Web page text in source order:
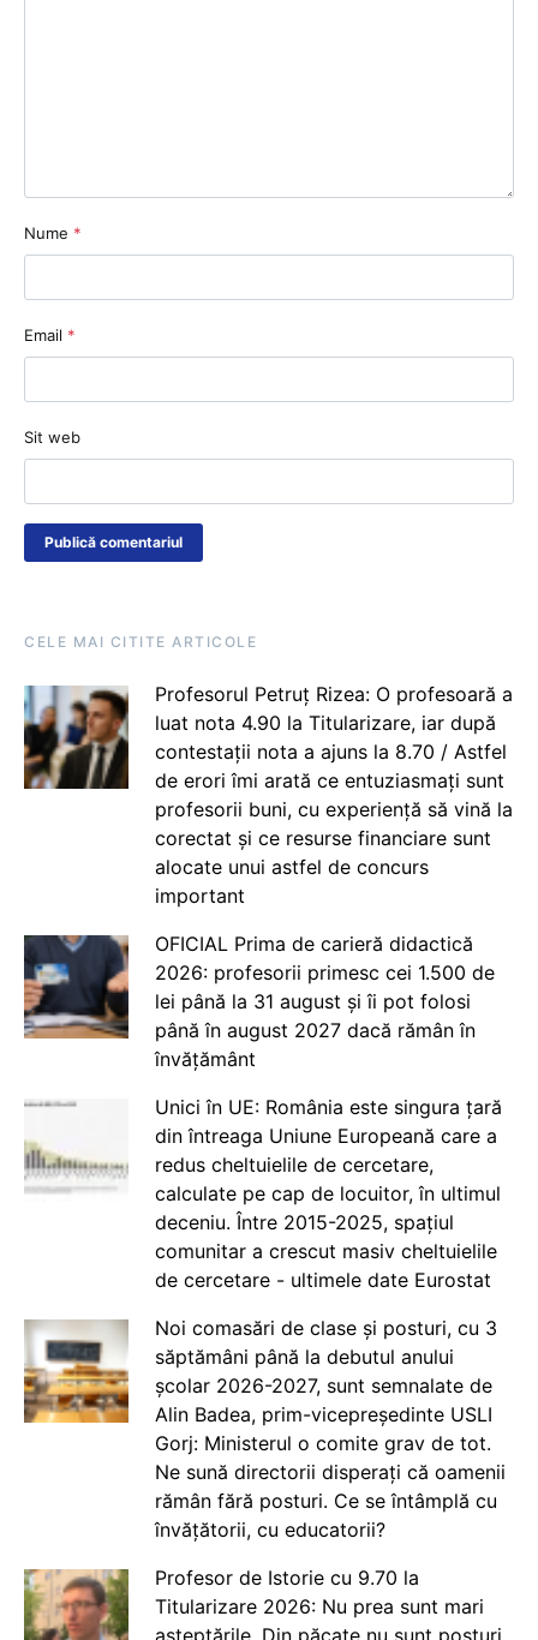
Nume *
Email *
Sit web
CELE MAI CITITE ARTICOLE
Profesorul Petruț Rizea: O profesoară a
luat nota 4.90 la Titularizare, iar după
contestații nota a ajuns la 8.70 / Astfel
de erori îmi arată ce entuziasmați sunt
profesorii buni, cu experiență să vină la
corectat și ce resurse financiare sunt
alocate unui astfel de concurs
important
OFICIAL Prima de carieră didactică
2026: profesorii primesc cei 1.500 de
lei până la 31 august și îi pot folosi
până în august 2027 dacă rămân în
învățământ
Unici în UE: România este singura țară
din întreaga Uniune Europeană care a
redus cheltuielile de cercetare,
calculate pe cap de locuitor, în ultimul
deceniu. Între 2015-2025, spațiul
comunitar a crescut masiv cheltuielile
de cercetare - ultimele date Eurostat
Noi comasări de clase și posturi, cu 3
săptămâni până la debutul anului
școlar 2026-2027, sunt semnalate de
Alin Badea, prim-vicepreședinte USLI
Gorj: Ministerul o comite grav de tot.
Ne sună directorii disperați că oamenii
rămân fără posturi. Ce se întâmplă cu
învățătorii, cu educatorii?
Profesor de Istorie cu 9.70 la
Titularizare 2026: Nu prea sunt mari
așteptările. Din păcate nu sunt posturi